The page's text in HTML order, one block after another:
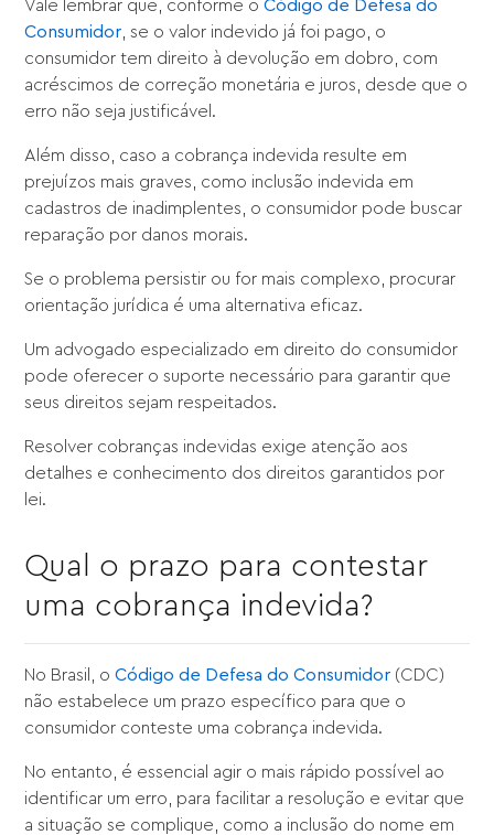
Vale lembrar que, conforme oCódigo de Defesa do
Consumidor , se o valor indevido já foi pago, o
consumidor tem direito à devolução em dobro, com
acréscimos de correção monetária e juros, desde que o
erro não seja justificável.
Além disso, caso a cobrança indevida resulte em
prejuízos mais graves, como inclusão indevida em
cadastros de inadimplentes, o consumidor pode buscar
reparação por danos morais.
Se o problema persistir ou for mais complexo, procurar
orientação jurídica é uma alternativa eficaz.
Um advogado especializado em direito do consumidor
pode oferecer o suporte necessário para garantir que
seus direitos sejam respeitados.
Resolver cobranças indevidas exige atenção aos
detalhes e conhecimento dos direitos garantidos por
lei.
Qual o prazo para contestar
uma cobrança indevida?
No Brasil, oCódigo de Defesa do Consumidor (CDC)
não estabelece um prazo específico para que o
consumidor conteste uma cobrança indevida.
No entanto, é essencial agir o mais rápido possível ao
identificar um erro, para facilitar a resolução e evitar que
a situação se complique, como a inclusão do nome em